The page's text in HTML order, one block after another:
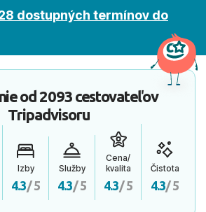
dostupných termínov do
od2093 cestovateľov
Tripadvisoru
Izby
4.3/ 5
Služby
4.3/ 5
Cena/
kvalita
4.3/ 5
Čistota
4.3/ 5